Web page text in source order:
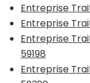
Entreprise
Entreprise
Entreprise
59198
Entreprise